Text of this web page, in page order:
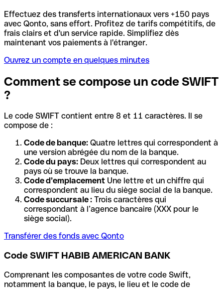
Effectuez des transferts internationaux vers +150 pays
avec Qonto, sans effort. Profitez de tarifs compétitifs, de
frais clairs et d'un service rapide. Simplifiez dès
maintenant vos paiements à l'étranger.
Ouvrez un compte en quelques minutes
Comment se compose un code SWIFT
?
Le code SWIFT contient entre 8 et 11 caractères. Il se
compose de :
Code de banque: Quatre lettres qui correspondent à
une version abrégée du nom de la banque.
Code du pays: Deux lettres qui correspondent au
pays où se trouve la banque.
Code d’emplacement Une lettre et un chiffre qui
correspondent au lieu du siège social de la banque.
Code succursale : Trois caractères qui
correspondant à l’agence bancaire (XXX pour le
siège social).
Transférer des fonds avec Qonto
Code SWIFT HABIB AMERICAN BANK
Comprenant les composantes de votre code Swift,
notamment la banque, le pays, le lieu et le code de